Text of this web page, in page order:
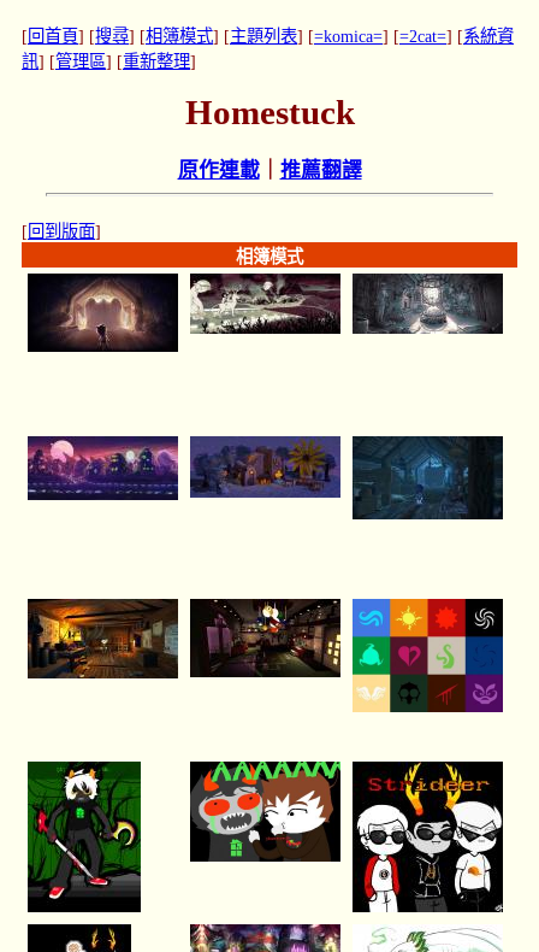
[ 回首頁] [搜尋] [相簿模式] [主題列表] [=komica=] [=2cat=] [系統資
訊] [管理區] [重新整理]
Homestuck
原作連載｜ 推薦翻譯
[ 回到版面]
相簿模式